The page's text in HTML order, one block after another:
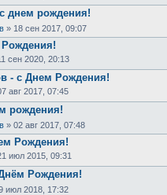
днем рождения!
» 18 сен 2017, 09:07
сен 2020, 20:13
- с Днем Рождения!
авг 2017, 07:45
рождения!
» 02 авг 2017, 07:48
Рождения!
июл 2015, 09:31
Рождения!
июл 2018, 17:32